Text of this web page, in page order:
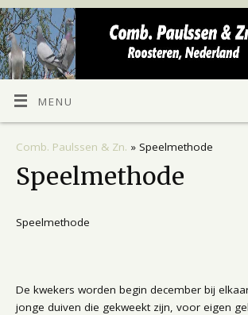
MENU
Comb. Paulssen & Zn. » Speelmethode
Speelmethode
Speelmethode
De kwekers worden begin december bij
jonge duiven die gekweekt zijn, voor eigen